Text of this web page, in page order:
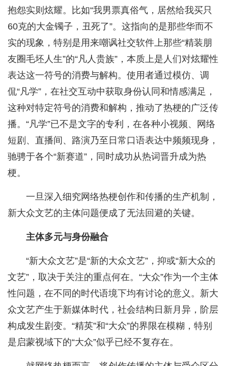
抱怨实则炫耀。比如“我男票真俗气，居然给我买只
60克的大金镯子，丑死了”。这指向的是那些华而不
实的现象，特别是用来嘲讽社交软件上那些“精装朋
友圈毛坯人生”的“凡人贵族”，本质上是人们对炫耀性
表达这一符号的消费与解构。使用者通过模仿、调
侃“凡学”，在社交互动中获取身份认同和情感满足，
这种对特定符号的消费和解构，推动了热梗的广泛传
播。“凡学”已不是文字的专利，在各种小视频、网络
短剧、直播间、路演乃至日常口语表达中频频现身，
驰骋于各个“新赛道”，同时成功从热词晋升成为热
梗。
一旦深入细究网络热梗创作和传播的生产机制，
新大众文艺的主体问题便成了无法回避的关键。
主体多元与身份融合
“新大众文艺”是“新的大众文艺”，抑或“新大众的
文艺”，取决于关注的重点何在。“大众”作为一个主体
性问题，在不同的时代语境下均有讨论的意义。新大
众文艺产生于新媒体时代，社会结构日新月异，阶层
构成发生剧变。“精英”和“大众”的界限在模糊，特别
是启蒙视域下的“大众”似乎已经不复存在。